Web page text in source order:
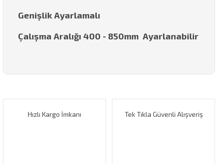
Genişlik Ayarlamalı
Çalışma Aralığı 400 - 850mm Ayarlanabilir
Görüş ve önerileriniz için teşekkür ederiz.
Hızlı Kargo İmkanı Tek Tıkla Güvenli Alışveriş